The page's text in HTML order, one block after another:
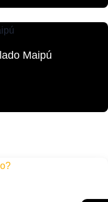
Maipú